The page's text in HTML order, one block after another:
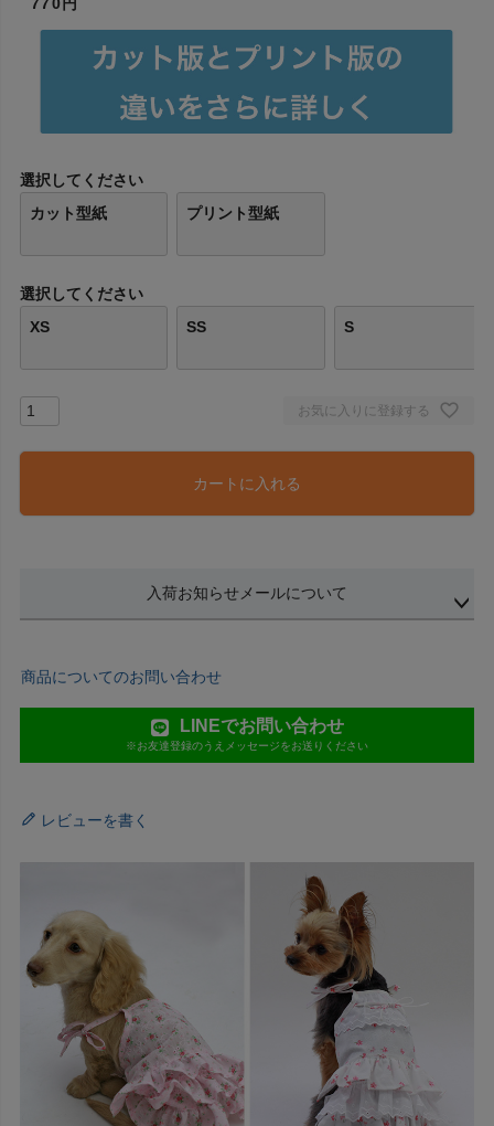
選択してください
カット型紙
プリント型紙
選択してください
XS
SS S
お気に入りに登録する
カートに入れる
入荷お知らせメールについて
商品についてのお問い合わせ
LINEでお問い合わせ
※お友達登録のうえメッセージをお送りください
レビューを書く